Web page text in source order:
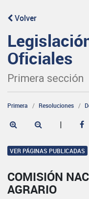
Volver
Oficiales
Primera sección
Primera Resoluciones
|
VER PÁGINAS PUBLICADAS
COMISIÓN
AGRARIO